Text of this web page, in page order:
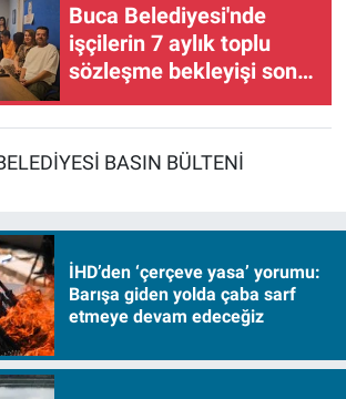
Buca Belediyesi'nde
işçilerin 7 aylık toplu
sözleşme bekleyişi sona
BASIN BÜLTENİ
İHD’den ‘çerçeve yasa’ yorumu:
Barışa giden yolda çaba sarf
etmeye devam edeceğiz